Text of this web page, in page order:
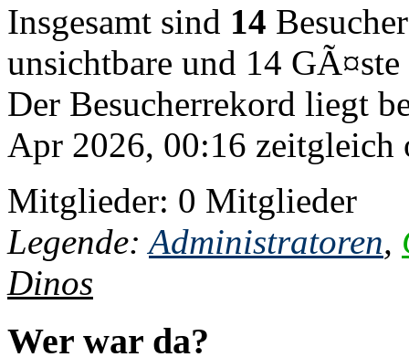
Insgesamt sind 14
unsichtbare und 14 GÃ¤ste
Der Besucherrekord liegt
Apr 2026, 00:16 zeitgleich
Mitglieder: 0 Mitglieder
Legende: Administratoren,
Dinos
Wer war da?